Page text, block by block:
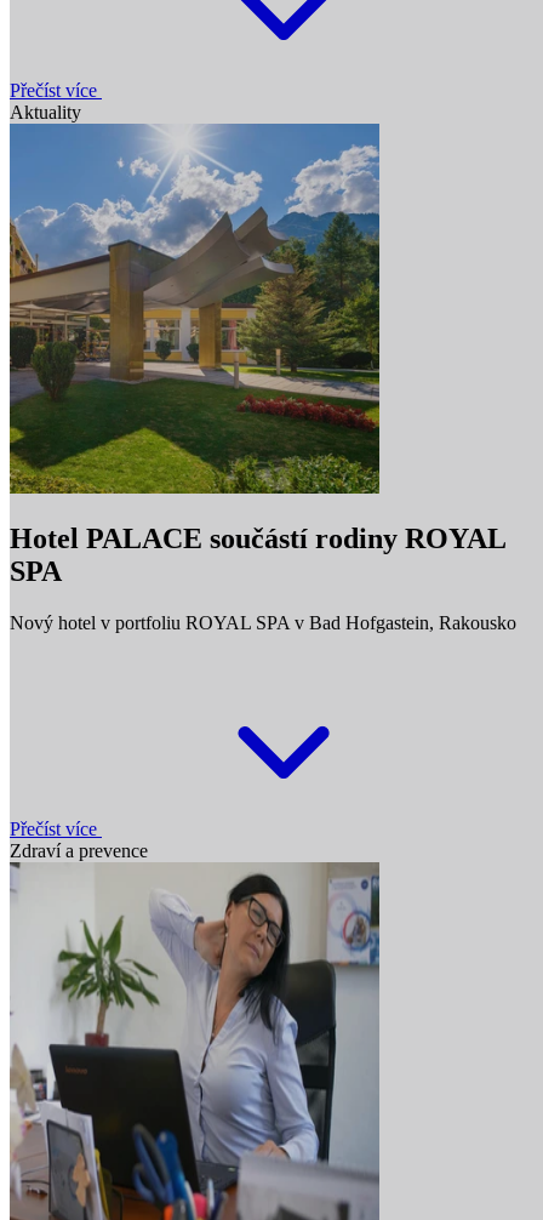
Přečíst více
Aktuality
Hotel PALACE součástí rodiny ROYAL
SPA
Nový hotel v portfoliu ROYAL SPA v Bad Hofgastein, Rakousko
Přečíst více
Zdraví a prevence